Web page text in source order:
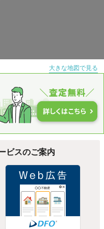
大きな地図で見る
ビスのご案内